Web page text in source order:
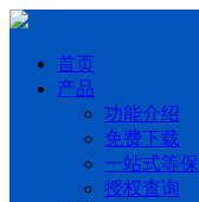
首页
产品
功能介绍
免费下载
一站式等保
授权查询